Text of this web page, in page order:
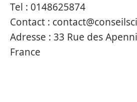
Tel : 0148625874
Contact :
Adresse : 33 Rue des
France